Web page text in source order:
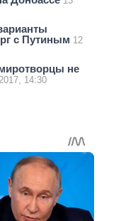
с Путиным 12
не
14:30